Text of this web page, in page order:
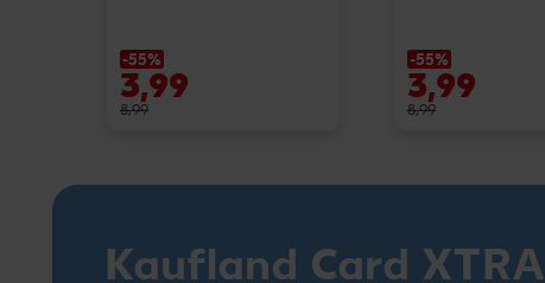
-55%
3,99
8,99
-55%
3,99
8,99
Kaufland Card XTRA